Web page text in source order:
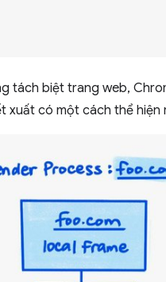
tách biệt trang web,
xuất có một cách thể